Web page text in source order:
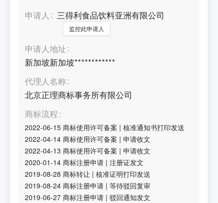
申请人
三得利食品饮料亚洲有限公司
监控此申请人
申请人地址
新加坡新加坡************
代理人名称
北京正理商标事务所有限公司
商标流程
2022-06-15 商标使用许可备案 |核准通知书打印发送
2022-04-14 商标使用许可备案 |申请收文
2022-04-13 商标使用许可备案 |申请收文
2020-01-14 商标注册申请 |注册证发文
2019-08-28 商标转让 |核准证明打印发送
2019-08-24 商标注册申请 |等待驳回复审
2019-06-27 商标注册申请 |驳回通知发文